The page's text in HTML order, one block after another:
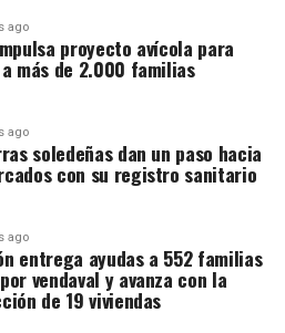
ago
proyecto avícola para
más de 2.000 familias
ago
soledeñas dan un paso hacia
con su registro sanitario
ago
entrega ayudas a 552 familias
vendaval y avanza con la
de 19 viviendas